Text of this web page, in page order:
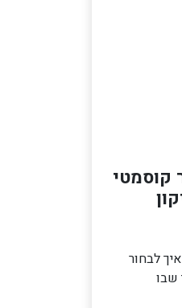
קוסמטי
לבחור
שבו